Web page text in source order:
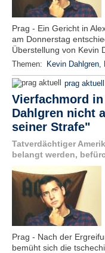
Prag - Ein Gericht in
am Donnerstag
Überstellung von Kevin
Themen: Kevin Dahlgren,
prag aktuell
Vierfachmord
Dahlgren nicht
seiner Strafe"
Tatverdächtiger
belangt werden,
Prag - Nach der
bemüht sich die